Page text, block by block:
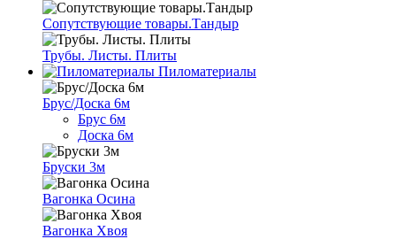
Сопутствующие товары.Тандыр
Трубы. Листы. Плиты
Пиломатериалы
Брус/Доска 6м
Брус 6м
Доска 6м
Бруски 3м
Вагонка Осина
Вагонка Хвоя